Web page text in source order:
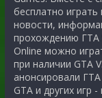
бесплатно
новости,
прохождению ГТА
Online можно
при наличии GTA
анонсировали
GTA и других игр